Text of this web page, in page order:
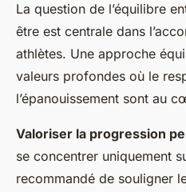
La question de l’équilibre
être est centrale dans
athlètes. Une approche
valeurs profondes où le
l’épanouissement sont au
Valoriser la progression
se concentrer uniquement
recommandé de souligner